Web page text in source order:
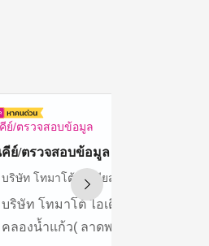
ย์/ตรวจสอบข้อมูล
คีย์/ตรวจสอบข้อมูล
บริษัท โทมาโต้ ไอเดียส์ จำกัด
บริษัท โทมาโต้ ไอเดียส์ จำกัด (21 ซ
คลองน้ำแก้ว( ลาดพร้าว42))